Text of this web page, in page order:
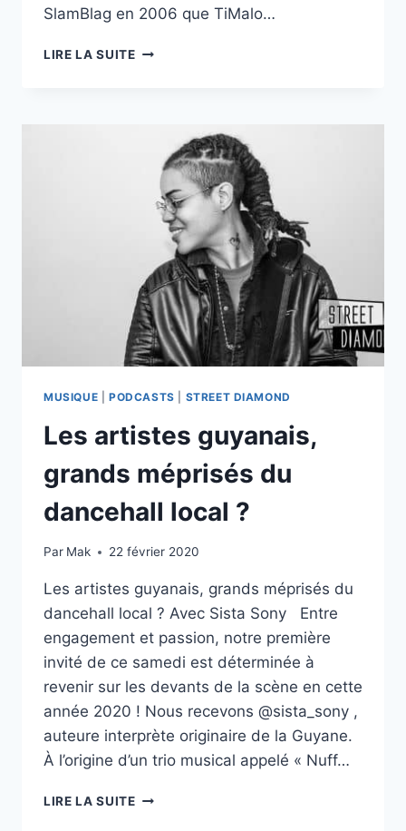
SlamBlag en 2006 que TiMalo…
LIRE LA SUITELE
L’ÉCRIVAIN
TIMALO
MUSIQUE PODCASTS STREET DIAMOND
Les artistes guyanais,
grands méprisés du
dancehall local ?
Par Mak 22 février 2020
Les artistes guyanais, grands méprisés du
dancehall local ? Avec Sista Sony Entre
engagement et passion, notre première
invité de ce samedi est déterminée à
revenir sur les devants de la scène en cette
année 2020 ! Nous recevons @sista_sony ,
auteure interprète originaire de la Guyane.
À l’origine d’un trio musical appelé « Nuff…
LIRE LA SUITELES